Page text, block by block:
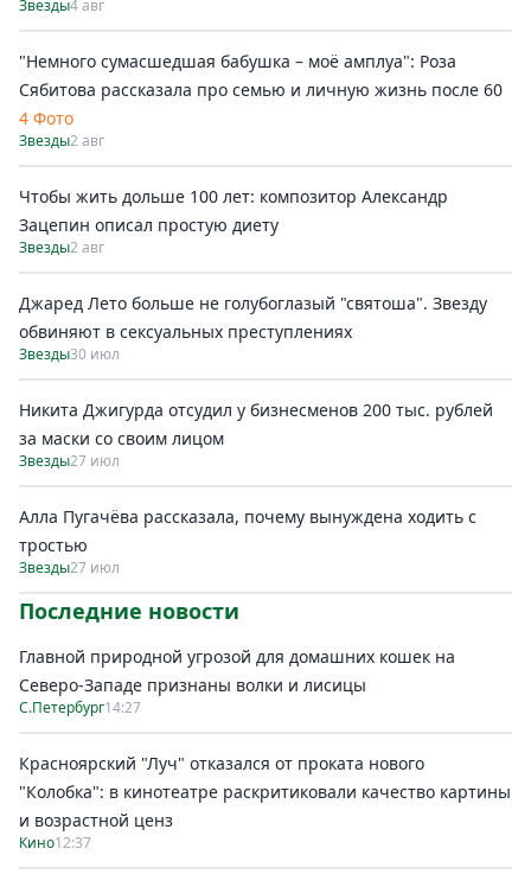
Звезды4 авг
"Немного сумасшедшая бабушка – моё амплуа": Роза
Сябитова рассказала про семью и личную жизнь после 60
4 Фото
Звезды2 авг
Чтобы жить дольше 100 лет: композитор Александр
Зацепин описал простую диету
Звезды2 авг
Джаред Лето больше не голубоглазый "святоша". Звезду
обвиняют в сексуальных преступлениях
Звезды30 июл
Никита Джигурда отсудил у бизнесменов 200 тыс. рублей
за маски со своим лицом
Звезды27 июл
Алла Пугачёва рассказала, почему вынуждена ходить с
тростью
Звезды27 июл
Последние новости
Главной природной угрозой для домашних кошек на
Северо-Западе признаны волки и лисицы
С.Петербург14:27
Красноярский "Луч" отказался от проката нового
"Колобка": в кинотеатре раскритиковали качество картины
и возрастной ценз
Кино12:37